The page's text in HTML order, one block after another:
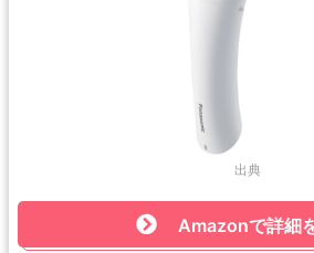
出典
Amazonで詳細